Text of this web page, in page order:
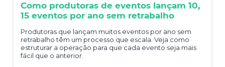
Como produtoras de eventos lançam 10,
15 eventos por ano sem retrabalho
Produtoras que lançam muitos eventos por ano sem
retrabalho têm um processo que escala. Veja como
estruturar a operação para que cada evento seja mais
fácil que o anterior.